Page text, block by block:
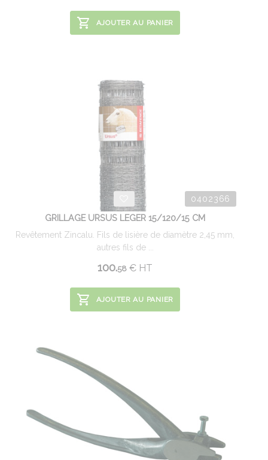
AJOUTER AU PANIER
0402366
GRILLAGE URSUS LEGER 15/120/15 CM
Revêtement Zincalu. Fils de lisière de diamètre 2,45 mm,
autres fils de ...
100.58 € HT
AJOUTER AU PANIER